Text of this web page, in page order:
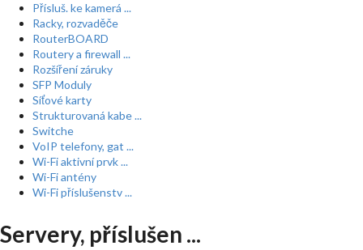
Přísluš. ke kamerá ...
Racky, rozvaděče
RouterBOARD
Routery a firewall ...
Rozšíření záruky
SFP Moduly
Síťové karty
Strukturovaná kabe ...
Switche
VoIP telefony, gat ...
Wi-Fi aktivní prvk ...
Wi-Fi antény
Wi-Fi příslušenstv ...
Servery, příslušen ...